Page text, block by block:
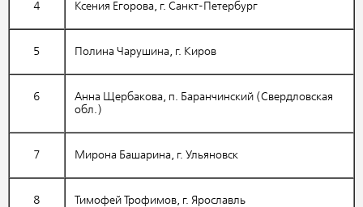
4 Ксения Егорова, г. Санкт-Петербург
5 Полина Чарушина, г. Киров
6
Анна Щербакова, п. Баранчинский (Свердловская
обл.)
7 Мирона Башарина, г. Ульяновск
8 Тимофей Трофимов, г. Ярославль